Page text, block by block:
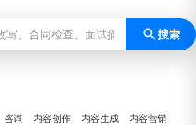
搜索
咨询 内容创作 内容生成
内容营销